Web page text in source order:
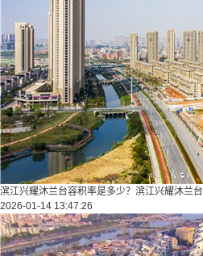
滨江兴耀沐兰台容积率是多少？滨江兴耀沐兰台
2026-01-14 13:47:26